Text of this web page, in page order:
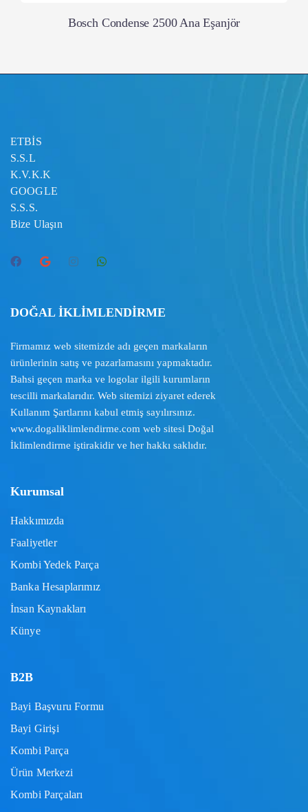
Bosch Condense 2500 Ana Eşanjör
ETBİS
S.S.L
K.V.K.K
GOOGLE
S.S.S.
Bize Ulaşın
DOĞAL İKLİMLENDİRME
Firmamız web sitemizde adı geçen markaların
ürünlerinin satış ve pazarlamasını yapmaktadır.
Bahsi geçen marka ve logolar ilgili kurumların
tescilli markalarıdır. Web sitemizi ziyaret ederek
Kullanım Şartlarını kabul etmiş sayılırsınız.
www.dogaliklimlendirme.com web sitesi Doğal
İklimlendirme iştirakidir ve her hakkı saklıdır.
Kurumsal
Hakkımızda
Faaliyetler
Kombi Yedek Parça
Banka Hesaplarımız
İnsan Kaynakları
Künye
B2B
Bayi Başvuru Formu
Bayi Girişi
Kombi Parça
Ürün Merkezi
Kombi Parçaları